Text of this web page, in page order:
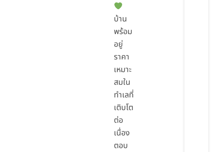
บ้าน
พร้อม
อยู่
ราคา
เหมาะ
สมใน
ทำเลที่
เติบโต
ต่อ
เนื่อง
ตอบ